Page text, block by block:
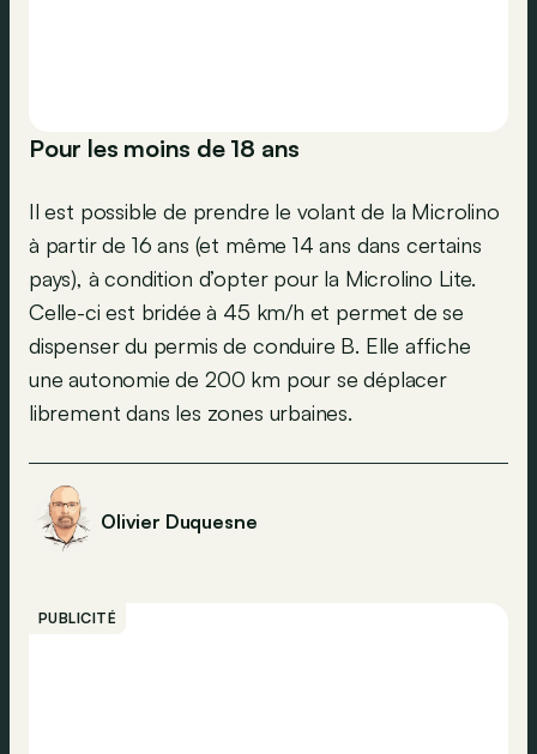
Pour les moins de 18 ans
Il est possible de prendre le volant de la Microlino
à partir de 16 ans (et même 14 ans dans certains
pays), à condition d’opter pour la Microlino Lite.
Celle-ci est bridée à 45 km/h et permet de se
dispenser du permis de conduire B. Elle affiche
une autonomie de 200 km pour se déplacer
librement dans les zones urbaines.
Olivier Duquesne
PUBLICITÉ